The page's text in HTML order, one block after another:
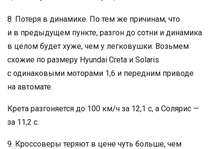
8. Потеря в динамике. По тем же причинам, что
и в предыдущем пункте, разгон до сотни и динамика
в целом будет хуже, чем у легковушки. Возьмем
схожие по размеру Hyundai Creta и Solaris
с одинаковыми моторами 1,6 и передним приводе
на автомате.
Крета разгоняется до 100 км/ч за 12,1 с, а Солярис —
за 11,2 с.
9. Кроссоверы теряют в цене чуть больше, чем